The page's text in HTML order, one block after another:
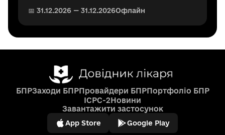
📅 31.12.2026 — 31.12.2026Офлайн
БПРЗаходи БПРПровайдери БПРПортфоліо БПР
ICPC-2Новини
Завантажити застосунок
App Store Google Play